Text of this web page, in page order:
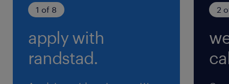
1 of 8
apply with
randstad.
2